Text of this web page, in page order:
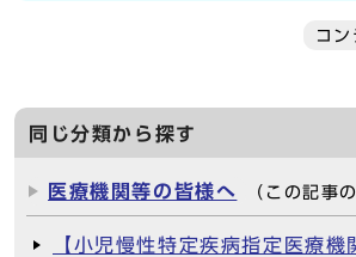
コ
同じ分類から探す
医療機関等の皆様へ （この記事
【小児慢性特定疾病指定医療機